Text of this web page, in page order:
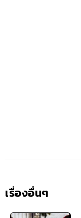
เรื่องอื่นๆ